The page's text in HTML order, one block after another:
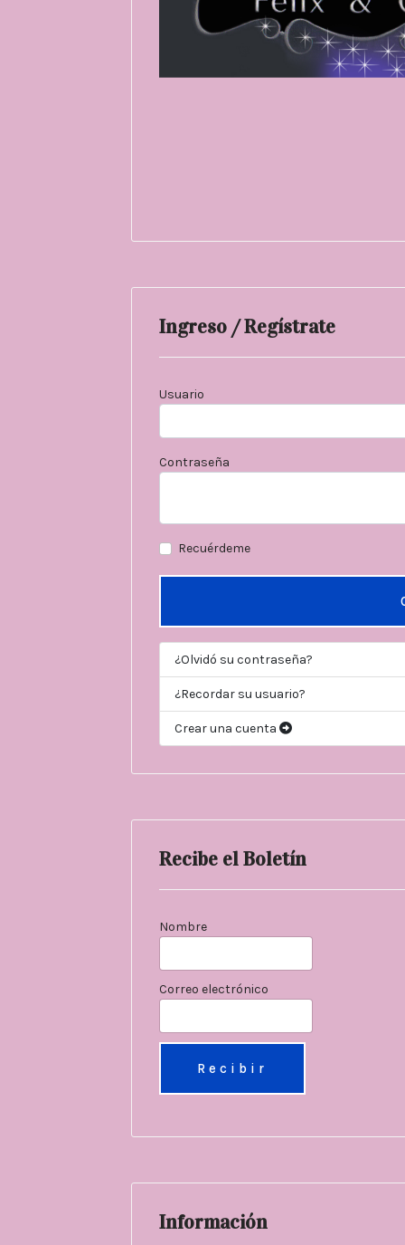
Ingreso / Regístrate
Usuario
Contraseña
Recuérdeme
¿Olvidó su contraseña?
¿Recordar su usuario?
Crear una cuenta
Recibe el Boletín
Nombre
Correo electrónico
Información